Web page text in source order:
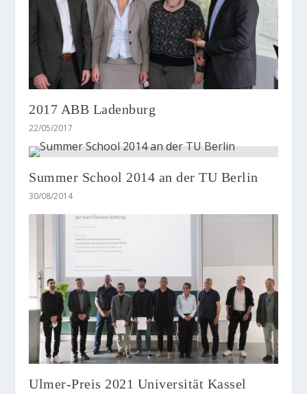
2017 ABB Ladenburg
22/05/2017
Summer School 2014 an der TU Berlin
30/08/2014
Ulmer-Preis 2021 Universität Kassel